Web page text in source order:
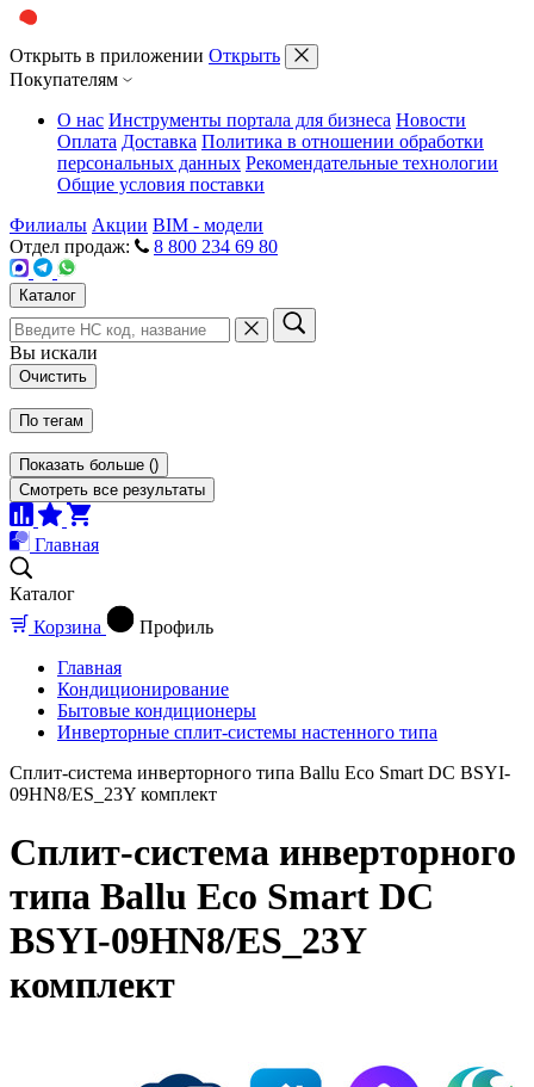
Открыть в приложении Открыть
Покупателям
О нас Инструменты портала для бизнеса Новости
Оплата Доставка Политика в отношении обработки
персональных данных Рекомендательные технологии
Общие условия поставки
Филиалы Акции BIM - модели
Отдел продаж:
8 800 234 69 80
Каталог
Вы искали
Очистить
По тегам
Показать больше ()
Смотреть все результаты
Главная
Каталог
Корзина
Профиль
Главная
Кондиционирование
Бытовые кондиционеры
Инверторные сплит-системы настенного типа
Сплит-система инверторного типа Ballu Eco Smart DC BSYI-
09HN8/ES_23Y комплект
Сплит-система инверторного
типа Ballu Eco Smart DC
BSYI-09HN8/ES_23Y
комплект